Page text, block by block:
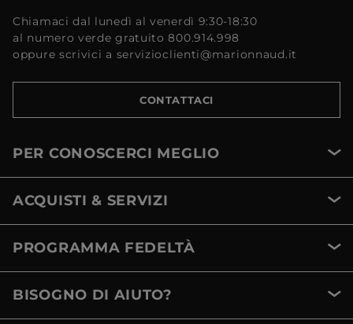
Chiamaci dal lunedì al venerdì 9:30-18:30
al numero verde gratuito 800.914.998
oppure scrivici a servizioclienti@marionnaud.it
CONTATTACI
PER CONOSCERCI MEGLIO
ACQUISTI & SERVIZI
PROGRAMMA FEDELTÀ
BISOGNO DI AIUTO?